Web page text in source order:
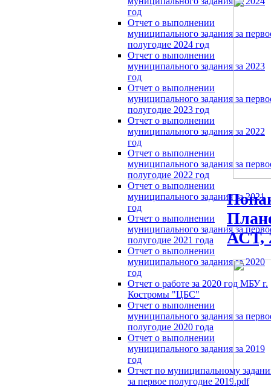
год
Отчет о выполнении
муниципального задания за
полугодие 2024 год
Отчет о выполнении
муниципального задания за 2023
год
Отчет о выполнении
муниципального задания за
полугодие 2023 год
Отчет о выполнении
муниципального задания за 2022
год
Отчет о выполнении
муниципального задания за
полугодие 2022 год
Отчет о выполнении
муниципального задания за 2021
год
Отчет о выполнении
муниципального задания за
полугодие 2021 года
Отчет о выполнении
муниципального задания за 2020
год
Отчет о работе за 2020 год МБУ г.
Костромы "ЦБС"
Отчет о выполнении
муниципального задания за
полугодие 2020 года
Отчет о выполнении
муниципального задания за 2019
год
Отчет по муниципальному
за первое полугодие 2019.pdf
АСТ,